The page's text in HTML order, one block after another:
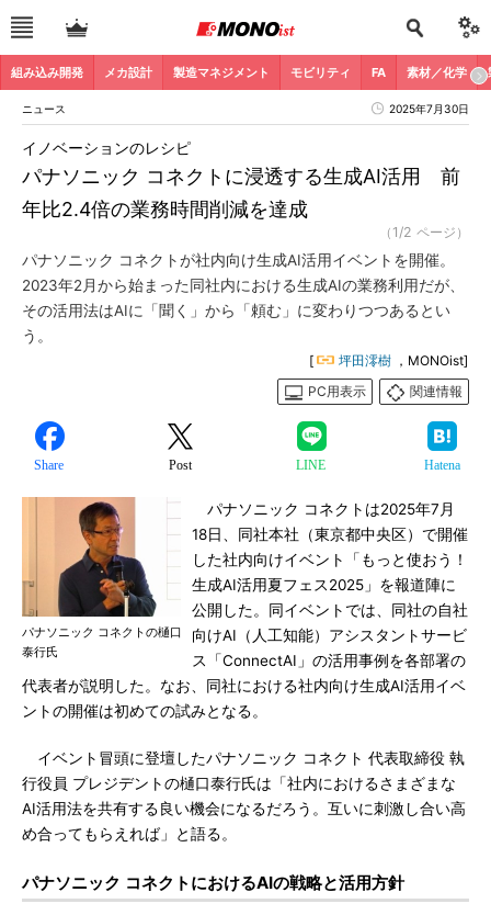
組み込み開発 メカ設計 製造マネジメント モビリティ FA 素材／化学
ニュース 2025年7月30日
パナソニック コネクトに浸透する生成AI活用 前
年比2.4倍の業務時間削減を達成
イノベーションのレシピ
（1/2 ページ）
パナソニック コネクトが社内向け生成AI活用イベントを開催。
2023年2月から始まった同社内における生成AIの業務利用だが、
その活用法はAIに「聞く」から「頼む」に変わりつつあるとい
う。
[ 坪田澪樹 ，MONOist]
PC用表示
関連情報
Share Post LINE Hatena
パナソニック コネクトの樋口
泰行氏
パナソニック コネクトは2025年7月
18日、同社本社（東京都中央区）で開催
した社内向けイベント「もっと使おう！
生成AI活用夏フェス2025」を報道陣に
公開した。同イベントでは、同社の自社
向けAI（人工知能）アシスタントサービ
ス「ConnectAI」の活用事例を各部署の
代表者が説明した。なお、同社における社内向け生成AI活用イベ
ントの開催は初めての試みとなる。
イベント冒頭に登壇したパナソニック コネクト 代表取締役 執
行役員 プレジデントの樋口泰行氏は「社内におけるさまざまな
AI活用法を共有する良い機会になるだろう。互いに刺激し合い高
め合ってもらえれば」と語る。
パナソニック コネクトにおけるAIの戦略と活用方針